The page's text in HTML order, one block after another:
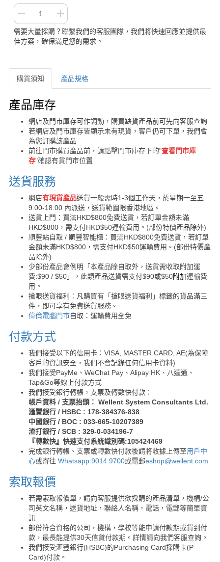
需要大量採購？聯繫我們的客服團隊，我們將快速回應並提供最
佳方案，確保滿足您的需求。
購買須知 產品規格
購買須知
產品庫存
網店及門市庫存可作調動，購買缺貨產品前可先向客服查詢
若網店及門市庫存皆顯示未有現貨，客戶仍可下單，我們會
為您訂購該產品
前往門市購買產品前，請點擊門市庫存下的"查看門市庫
存"確認有貨門市位置
送貨服務
網店有現貨產品送貨一般需時1-3個工作天，於星期一至五
9:00-18:00 內派送，送貨範圍限香港地區。
送貨上門：買滿HKD$800免費送貨，若訂單金額未滿
HKD$800，需支付HKD$50運輸費用。(部份特價產品除外)
順豐站自取 / 順豐智能櫃：買滿HKD$800免費送貨，若訂單
金額未滿HKD$800，需支付HKD$50運輸費用。(部份特價產
品除外)
少部份產品會例明「本產品除自取外，送貨需收取附加運
費:$90 / $50」，此類產品送貨需支付$90或$50附加運輸費
用。
搶眼送貨福利：凡購買有「搶眼送貨福利」標籤的貨品滿三
件，即可享有免費送貨服務。
偉倫電腦門市自取：運輸費用全免
付款方式
我們接受以下的信用卡：VISA, MASTER CARD, AE(為保障
客戶的資訊安全，我們不會記錄任何信用卡資料)
我們接受PayMe、WeChat Pay、Alipay HK、八達通、
Tap&Go等線上付款方式
我們接受銀行轉帳，支票及轉數快付款：
帳戶資料 / 支票抬頭： Wellent System Consultants Ltd.
滙豐銀行 / HSBC : 178-384376-838
中國銀行 / BOC : 033-665-10207389
渣打銀行 / SCB : 329-0-034196-7
『轉數快』快速支付系統識別碼:105424469
完成銀行轉帳、支票或轉數快付款後請將收據上傳至用戶中
心或寄往 Whatsapp:9014 9700或電郵eshop@wellent.com
索取報價
若需索取報價單，請向客服提供欲採購的產品清單，機構/公
司英文名稱，送貨地址，聯絡人名稱，電話，電郵等簡單資
訊
部份符合資格的公司，機構，學校等能申請付款期或貨到付
款，最長能提供30天信貸付款期。詳情請向我們客服查詢。
我們接受滙豐銀行(HSBC)的Purchasing Card採購卡(P
Card)付款。